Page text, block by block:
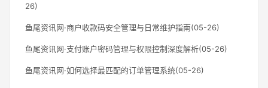
26)
鱼尾资讯网·商户收款码安全管理与日常维护指南(05-26)
鱼尾资讯网·支付账户密码管理与权限控制深度解析(05-26)
鱼尾资讯网·如何选择最匹配的订单管理系统(05-26)